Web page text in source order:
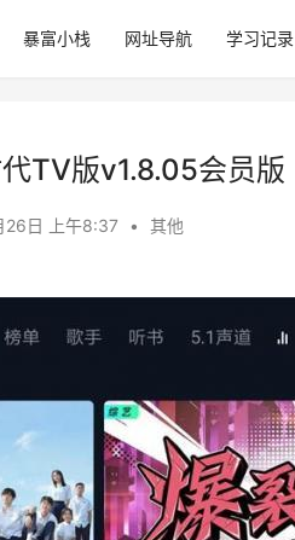
暴富小栈 网址导航 学习记录
TV版v1.8.05会员版
26日 上午8:37 • 其他